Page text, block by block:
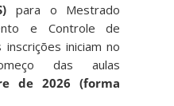
para o Mestrado
e Controle de
iniciam no
das aulas
de 2026 (forma